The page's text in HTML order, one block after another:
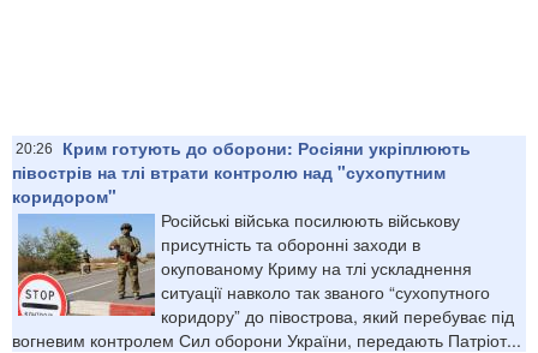
20:26
Крим готують до оборони: Росіяни укріплюють
півострів на тлі втрати контролю над "сухопутним
коридором"
Російські війська посилюють військову
присутність та оборонні заходи в
окупованому Криму на тлі ускладнення
ситуації навколо так званого “сухопутного
коридору” до півострова, який перебуває під
вогневим контролем Сил оборони України, передають Патріот...